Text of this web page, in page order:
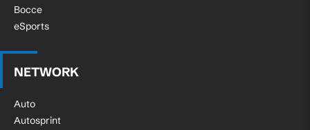
Bocce
eSports
NETWORK
Auto
Autosprint